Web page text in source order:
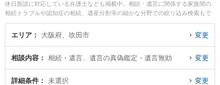
休日面談に対応している弁護士なども掲載中。相続・遺言に関係する家族間の
相続トラブルや認知症の相続、遺産分割等の細かな分野での絞り込み検索もで
き便利です。特に吹田総合法律事務所の木村 栄作弁護士やクラルス法律会計事
務所の久保 勇二弁護士、大永法律事務所の大永 祐希弁護士のプロフィール情報
解決の実績豊富な近くの弁護士を検索したい』『初回相談無料で遺言無効を法
律相談できる吹田市内の弁護士に相談予約したい』などでお困りの相談者さん
におすすめです。
エリア 大阪府、吹田市 変更
相談内容 相続・遺言、遺言の真偽鑑定・遺言無効 変更
詳細条件 未選択 変更